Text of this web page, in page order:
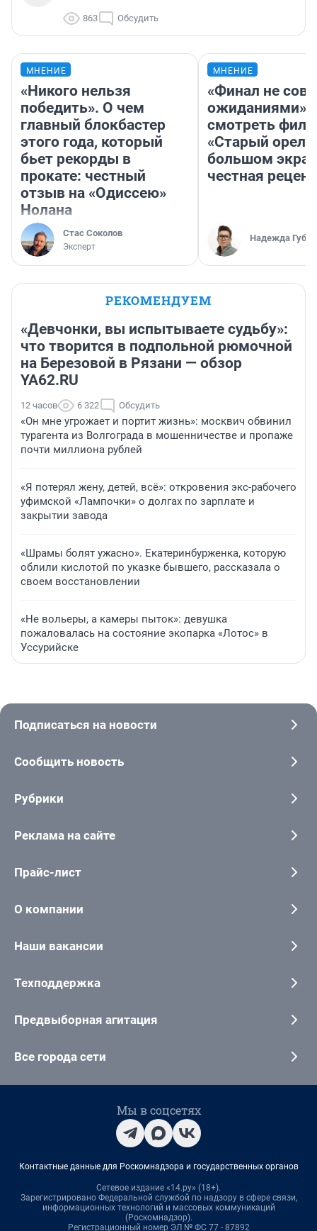
863 Обсудить
МНЕНИЕ
«Никого нельзя
победить». О чем
главный блокбастер
этого года, который
бьет рекорды в
прокате: честный
отзыв на «Одиссею»
Нолана
Стас Соколов
Эксперт
МНЕНИЕ
«Финал не
ожиданиями»:
смотреть
«Старый орел»
большом
честная
Надежда
РЕКОМЕНДУЕМ
«Девчонки, вы испытываете судьбу»:
что творится в подпольной рюмочной
на Березовой в Рязани — обзор
YA62.RU
12 часов 6 322 Обсудить
«Он мне угрожает и портит жизнь»: москвич обвинил
турагента из Волгограда в мошенничестве и пропаже
почти миллиона рублей
«Я потерял жену, детей, всё»: откровения экс-рабочего
уфимской «Лампочки» о долгах по зарплате и
закрытии завода
«Шрамы болят ужасно». Екатеринбурженка, которую
облили кислотой по указке бывшего, рассказала о
своем восстановлении
«Не вольеры, а камеры пыток»: девушка
пожаловалась на состояние экопарка «Лотос» в
Уссурийске
Подписаться на новости
Сообщить новость
Рубрики
Реклама на сайте
Прайс-лист
О компании
Наши вакансии
Техподдержка
Предвыборная агитация
Все города сети
Мы в соцсетях
Контактные данные для Роскомнадзора и государственных органов
Сетевое издание «14.ру» (18+).
Зарегистрировано Федеральной службой по надзору в сфере связи,
информационных технологий и массовых коммуникаций
(Роскомнадзор).
Регистрационный номер ЭЛ № ФС 77 - 87892